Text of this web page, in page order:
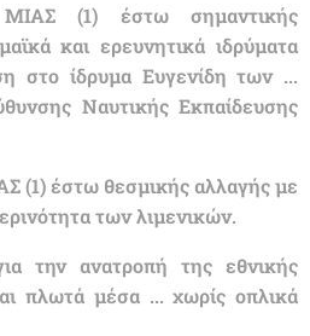
(1) έστω σημαντικής
και ερευνητικά ιδρύματα
στο ίδρυμα Ευγενίδη των ...
Ναυτικής Εκπαίδευσης
(1) έστω θεσμικής αλλαγής με
των λιμενικών.
την ανατροπή της εθνικής
πλωτά μέσα ... χωρίς οπλικά